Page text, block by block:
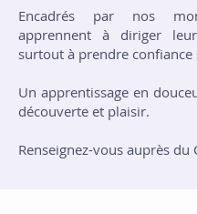
Encadrés par nos
apprennent à diriger
surtout à prendre confiance
Un apprentissage en
découverte et plaisir.
Renseignez-vous auprès du